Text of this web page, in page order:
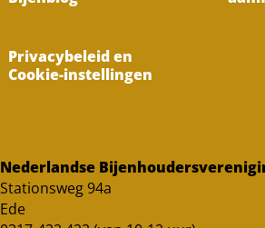
Privacybeleid en
Cookie-instellingen
Nederlandse
Stationsweg 94a
Ede